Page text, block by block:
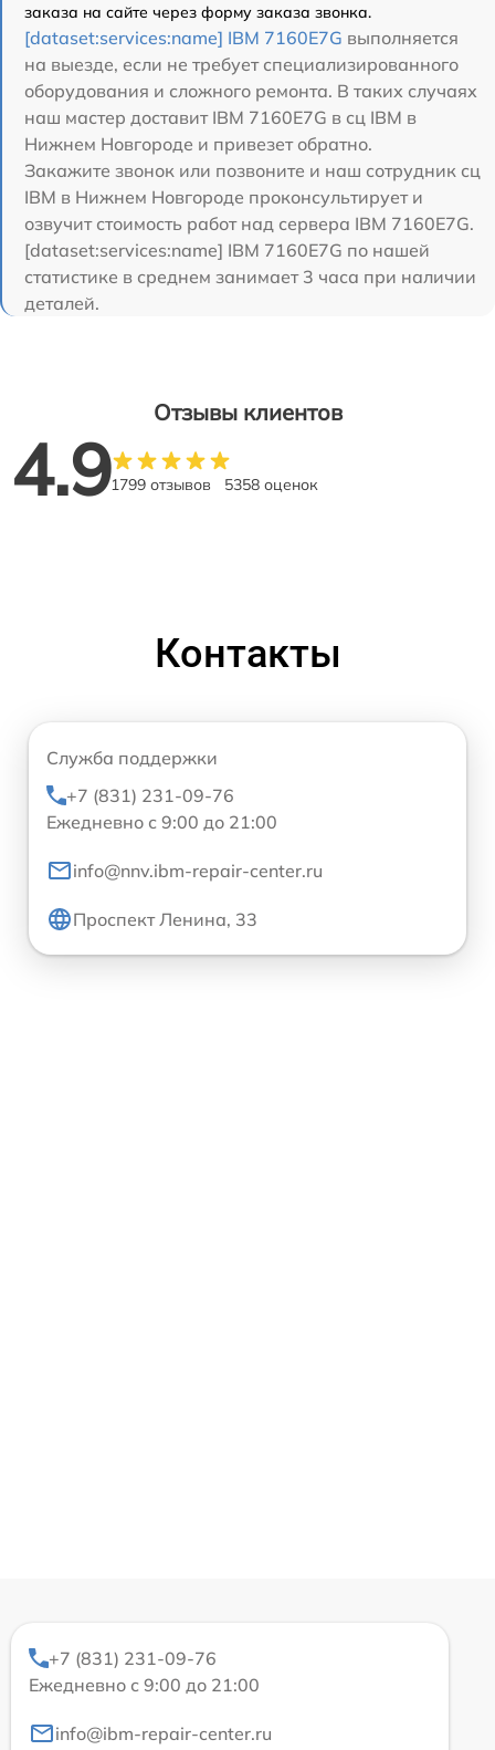
заказа на сайте через форму заказа звонка.
[dataset:services:name] IBM 7160E7G выполняется
на выезде, если не требует специализированного
оборудования и сложного ремонта. В таких случаях
наш мастер доставит IBM 7160E7G в сц IBM в
Нижнем Новгороде и привезет обратно.
Закажите звонок или позвоните и наш сотрудник сц
IBM в Нижнем Новгороде проконсультирует и
озвучит стоимость работ над сервера IBM 7160E7G.
[dataset:services:name] IBM 7160E7G по нашей
статистике в среднем занимает 3 часа при наличии
деталей.
Отзывы клиентов
4.91799 отзывов 5358 оценок
Контакты
Служба поддержки
+7 (831) 231-09-76
Ежедневно с 9:00 до 21:00
info@nnv.ibm-repair-center.ru
Проспект Ленина, 33
+7 (831) 231-09-76
Ежедневно с 9:00 до 21:00
info@ibm-repair-center.ru